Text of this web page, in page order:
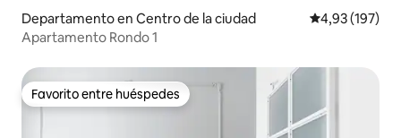
Departamento en Centro de la ciudad Calificación
4,93 (197)
Apartamento Rondo 1
Favorito entre huéspedes
Favorito entre huéspedes